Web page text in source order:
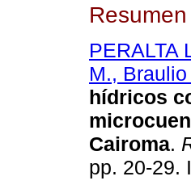
Resumen
PERALTA
M., Braulio
hídricos
Cairoma.
pp. 20-29.